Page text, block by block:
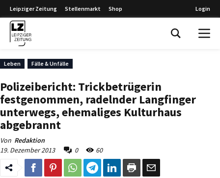
Leipziger Zeitung Stellenmarkt Shop Login
Leben Fälle & Unfälle
Polizeibericht: Trickbetrügerin
festgenommen, radelnder Langfinger
unterwegs, ehemaliges Kulturhaus
abgebrannt
Von Redaktion
19. Dezember 2013
0 60